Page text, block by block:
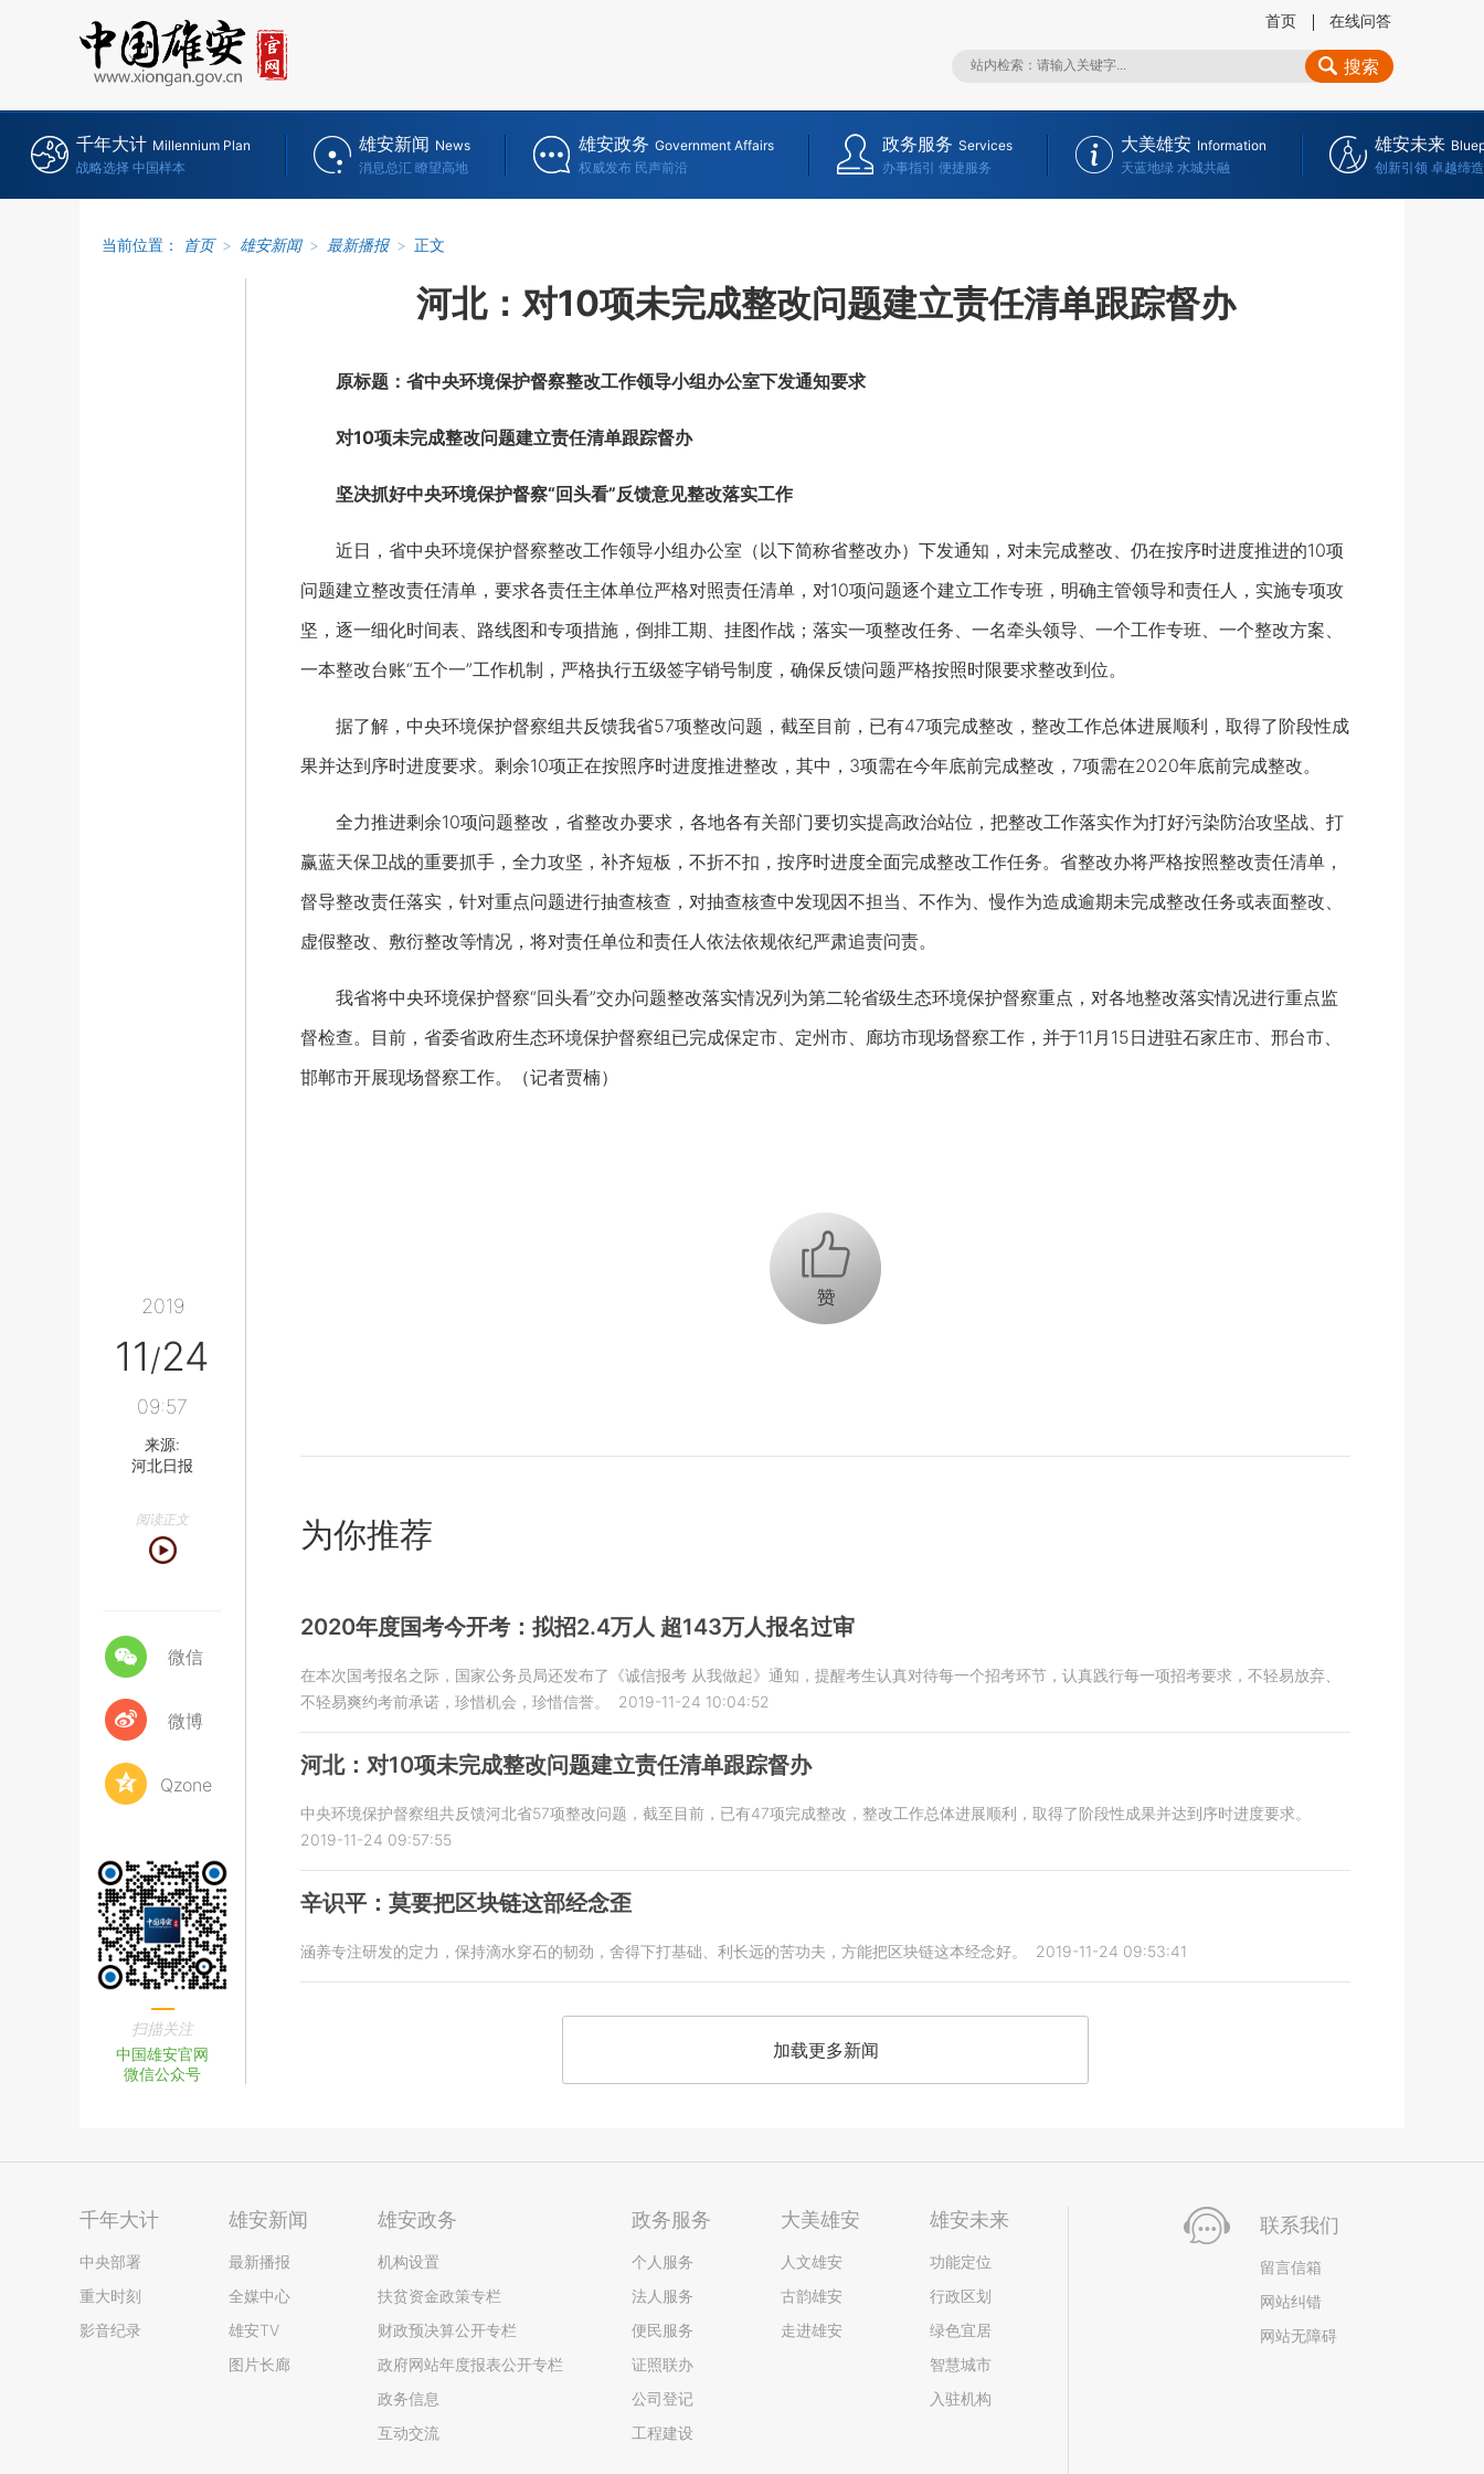
首页 在线问答
搜索
千年大计 Millennium Plan
战略选择 中国样本
雄安新闻 News
消息总汇 瞭望高地
雄安政务 Government Affairs
权威发布 民声前沿
政务服务 Services
办事指引 便捷服务
大美雄安 Information
天蓝地绿 水城共融
雄安未来
创新引领 卓越缔造
当前位置： 首页 > 雄安新闻 > 最新播报 > 正文
2019
11/24
09:57
来源:
河北日报
阅读正文
微信
微博
Qzone
扫描关注
中国雄安官网
微信公众号
河北：对10项未完成整改问题建立责任清单跟踪督办
原标题：省中央环境保护督察整改工作领导小组办公室下发通知要求
对10项未完成整改问题建立责任清单跟踪督办
坚决抓好中央环境保护督察“回头看”反馈意见整改落实工作
近日，省中央环境保护督察整改工作领导小组办公室（以下简称省整改办）下发通知，对未完成整改、仍在按序时进度推进的10项
问题建立整改责任清单，要求各责任主体单位严格对照责任清单，对10项问题逐个建立工作专班，明确主管领导和责任人，实施专项攻
坚，逐一细化时间表、路线图和专项措施，倒排工期、挂图作战；落实一项整改任务、一名牵头领导、一个工作专班、一个整改方案、
一本整改台账“五个一”工作机制，严格执行五级签字销号制度，确保反馈问题严格按照时限要求整改到位。
据了解，中央环境保护督察组共反馈我省57项整改问题，截至目前，已有47项完成整改，整改工作总体进展顺利，取得了阶段性成
果并达到序时进度要求。剩余10项正在按照序时进度推进整改，其中，3项需在今年底前完成整改，7项需在2020年底前完成整改。
全力推进剩余10项问题整改，省整改办要求，各地各有关部门要切实提高政治站位，把整改工作落实作为打好污染防治攻坚战、打
赢蓝天保卫战的重要抓手，全力攻坚，补齐短板，不折不扣，按序时进度全面完成整改工作任务。省整改办将严格按照整改责任清单，
督导整改责任落实，针对重点问题进行抽查核查，对抽查核查中发现因不担当、不作为、慢作为造成逾期未完成整改任务或表面整改、
虚假整改、敷衍整改等情况，将对责任单位和责任人依法依规依纪严肃追责问责。
我省将中央环境保护督察“回头看”交办问题整改落实情况列为第二轮省级生态环境保护督察重点，对各地整改落实情况进行重点监
督检查。目前，省委省政府生态环境保护督察组已完成保定市、定州市、廊坊市现场督察工作，并于11月15日进驻石家庄市、邢台市、
邯郸市开展现场督察工作。（记者贾楠）
+1
为你推荐
2020年度国考今开考：拟招2.4万人 超143万人报名过审
在本次国考报名之际，国家公务员局还发布了《诚信报考 从我做起》通知，提醒考生认真对待每一个招考环节，认真践行每一项招考要求，不轻易放弃、
不轻易爽约考前承诺，珍惜机会，珍惜信誉。
2019-11-24 10:04:52
河北：对10项未完成整改问题建立责任清单跟踪督办
中央环境保护督察组共反馈河北省57项整改问题，截至目前，已有47项完成整改，整改工作总体进展顺利，取得了阶段性成果并达到序时进度要求。
2019-11-24 09:57:55
辛识平：莫要把区块链这部经念歪
涵养专注研发的定力，保持滴水穿石的韧劲，舍得下打基础、利长远的苦功夫，方能把区块链这本经念好。 2019-11-24 09:53:41
加载更多新闻
千年大计
中央部署
重大时刻
影音纪录
雄安新闻
最新播报
全媒中心
雄安TV
图片长廊
雄安政务
机构设置
扶贫资金政策专栏
财政预决算公开专栏
政府网站年度报表公开专栏
政务信息
互动交流
政务服务
个人服务
法人服务
便民服务
证照联办
公司登记
工程建设
大美雄安
人文雄安
古韵雄安
走进雄安
雄安未来
功能定位
行政区划
绿色宜居
智慧城市
入驻机构
联系我们
留言信箱
网站纠错
网站无障碍